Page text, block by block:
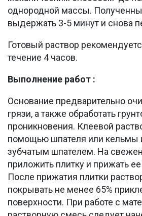
однородной массы.
выдержать 3-5 минут и снова
Готовый раствор
течение 4 часов.
Выполнение работ :
Основание предварительно
грязи, а также обработать
проникновения. Клеевой
помощью шпателя или кельмы
зубчатым шпателем. На
приложить плитку и прижать
После прижатия плитки
покрывать не менее 65%
поверхности. При работе с